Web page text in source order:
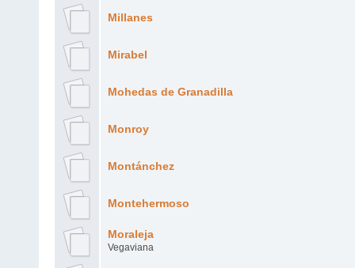
Millanes
Mirabel
Mohedas de Granadilla
Monroy
Montánchez
Montehermoso
Moraleja
Vegaviana